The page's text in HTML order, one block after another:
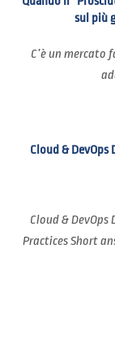
sul più
C’è un
Cloud &
Cloud &
Practices Short